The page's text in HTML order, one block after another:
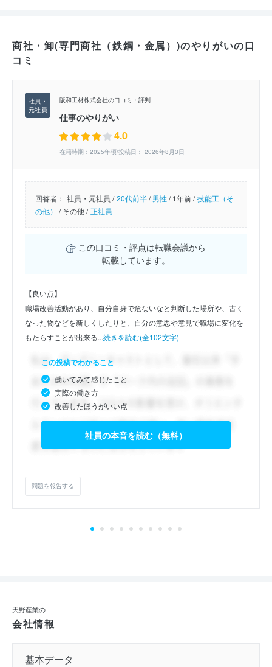
商社・卸(専門商社（鉄鋼・金属）)のやりがいの口
コミ
阪和工材株式会社の口コミ・評判
仕事のやりがい
4.0
在籍時期：2025年頃/投稿日： 2026年8月3日
回答者： 社員・元社員 / 20代前半/男性/1年前 / 技能工（そ
の他） /その他 / 正社員
この口コミ・評点は転職会議から
転載しています。
【良い点】
職場改善活動があり、自分自身で危ないなと判断した場所や、古く
なった物などを新しくしたりと、自分の意思や意見で職場に変化を
もたらすことが出来る...続きを読む(全102文字)
この投稿でわかること
働いてみて感じたこと
実際の働き方
改善したほうがいい点
社員の本音を読む（無料）
問題を報告する
天野産業の
会社情報
基本データ